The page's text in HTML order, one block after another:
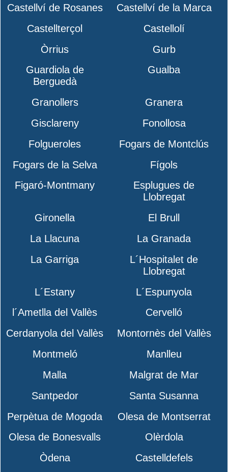
Castellví de Rosanes
Castellví de la Marca
Castellterçol
Castellolí
Òrrius
Gurb
Guardiola de
Berguedà
Gualba
Granollers
Granera
Gisclareny
Fonollosa
Folgueroles
Fogars de Montclús
Fogars de la Selva
Fígols
Figaró-Montmany
Esplugues de
Llobregat
Gironella
El Brull
La Llacuna
La Granada
La Garriga
L´Hospitalet de
Llobregat
L´Estany
L´Espunyola
l´Ametlla del Vallès
Cervelló
Cerdanyola del Vallès
Montornès del Vallès
Montmeló
Manlleu
Malla
Malgrat de Mar
Santpedor
Santa Susanna
Perpètua de Mogoda
Olesa de Montserrat
Olesa de Bonesvalls
Olèrdola
Òdena
Castelldefels